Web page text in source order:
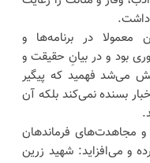
در برنامه‌ها و
بود و در بیانِ حقیقت و
می‌شد فهمید که پیگیر
بسنده نمی‌کند بلکه آن
و مجاهدت‌های فرماندهان
و می‌افزاید: شهید زرین